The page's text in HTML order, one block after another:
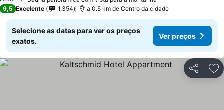
9,5 Excelente 1.354 a 0.5 km de Centro da cidade
Selecione as datas para ver os preços
exatos.
Ver preços
Partilhar